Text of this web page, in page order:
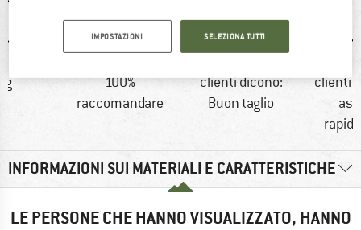
g
100%
raccomandare
clienti dicono:
Buon taglio
clienti
INFORMAZIONI SUI MATERIALI E CARATTERISTICHE
LE PERSONE CHE HANNO VISUALIZZATO, HANNO
IMPOSTAZIONI SELEZIONA TUTTI